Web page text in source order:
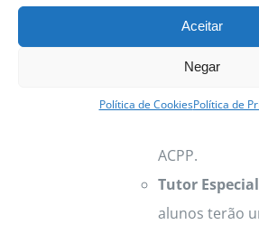
Aceitar
Negar
Política de CookiesPolítica de
Residente
Cozinha são
Maria Urmal,
ACPP.
Tutor
alunos terão